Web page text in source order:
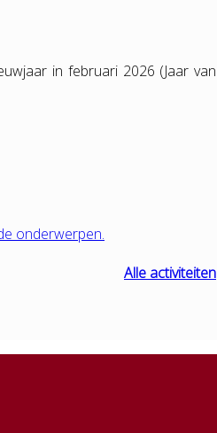
in februari 2026 (Jaar van
onderwerpen.
Alle activiteiten